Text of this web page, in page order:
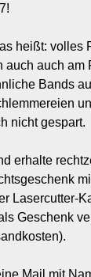
heißt: volles
auch am
Bands
nicht gespart.
erhalte
Lasercutter-
Geschenk
Mail mit